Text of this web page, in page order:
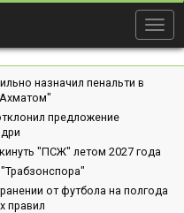
назначил пенальти в
предложение
"ПСЖ" летом 2027 года
от футбола на полгода
правил